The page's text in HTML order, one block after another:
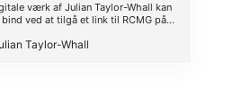
værk af Julian Taylor-Whall kan
ved at tilgå et link til RCMG på...
Taylor-Whall